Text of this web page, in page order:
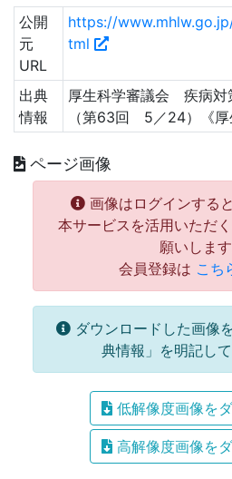
公開
元
URL
https://
tml
出典
情報
厚生科学審議会 疾病対
（第63回 5／24）《厚
ページ画像
画像はログインする
本サービスを活用いただ
願いします
会員登録は こち
ダウンロードした画像
典情報」を明記して
低解像度画像を
高解像度画像を